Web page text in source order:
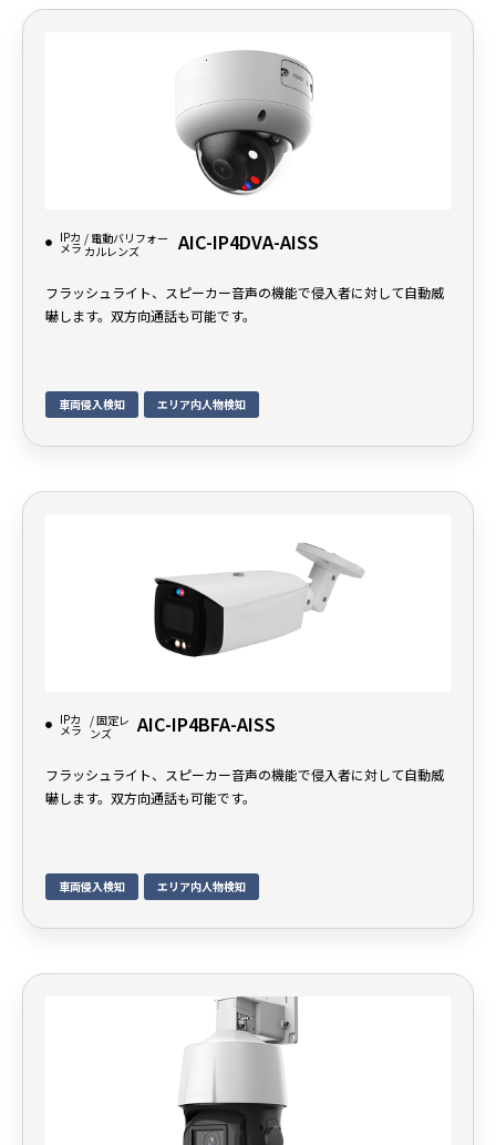
IPカ
メラ
/ 電動バリフォー
カルレンズ
AIC-IP4DVA-AISS
フラッシュライト、スピーカー音声の機能で侵入者に対して自動威
嚇します。双方向通話も可能です。
車両侵入検知 エリア内人物検知
IPカ
メラ
/ 固定レ
ンズ
AIC-IP4BFA-AISS
フラッシュライト、スピーカー音声の機能で侵入者に対して自動威
嚇します。双方向通話も可能です。
車両侵入検知 エリア内人物検知